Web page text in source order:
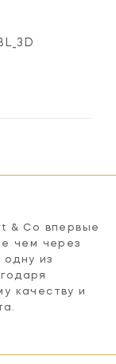
& Co впервые
чем через
из
качеству и